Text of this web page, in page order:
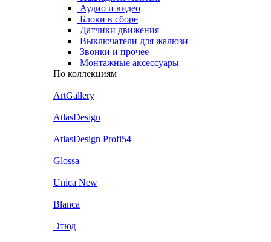
Аудио и видео
Блоки в сборе
Датчики движения
Выключатели для жалюзи
Звонки и прочее
Монтажные аксессуары
По коллекциям
ArtGallery
AtlasDesign
AtlasDesign Profi54
Glossa
Unica New
Blanca
Этюд